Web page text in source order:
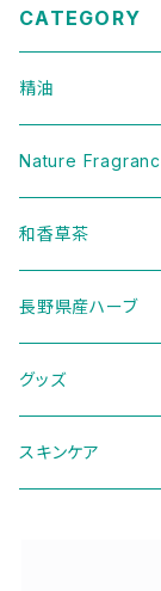
CATEGORY
精油
樹木
ハーブ
セット
Nature
和香草茶
二十四節気ブレンド
季節のブレンド
長野県産ハーブ
グッズ
ディフューザー
スキンケア